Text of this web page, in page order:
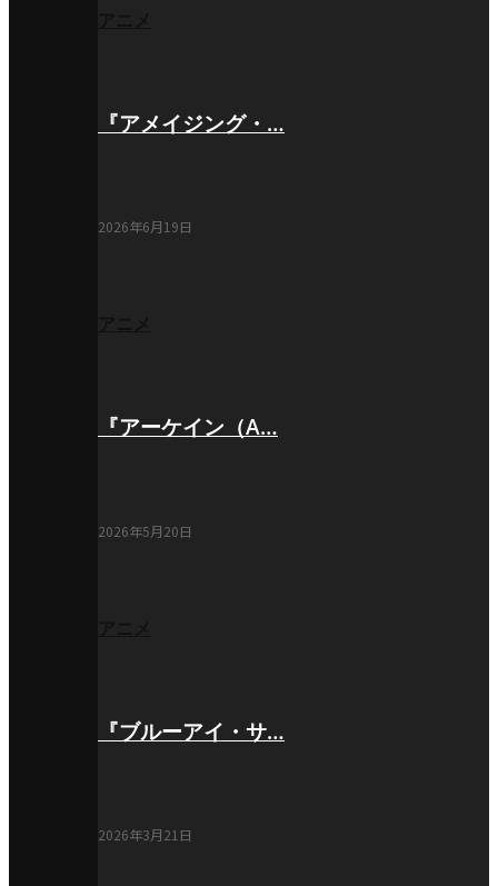
『アメイジング・…
2026年6月19日
『アーケイン（A…
2026年5月20日
『ブルーアイ・サ…
2026年3月21日